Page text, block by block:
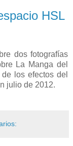
HSL
dos fotografías
La Manga del
los efectos del
julio de 2012.